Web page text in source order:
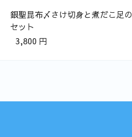
銀聖昆布〆さけ切身と煮だこ足の
セット
3,800 円